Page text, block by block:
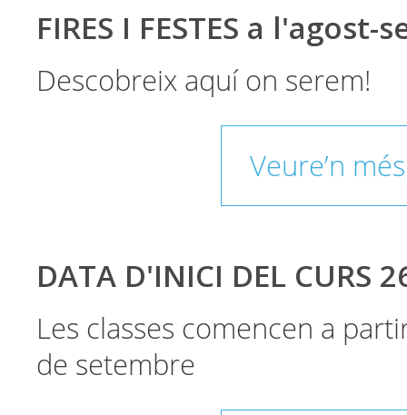
FIRES I FESTES a l'agost-
Descobreix aquí on serem!
Veure’n més
DATA D'INICI DEL CURS
Les classes comencen a
de setembre